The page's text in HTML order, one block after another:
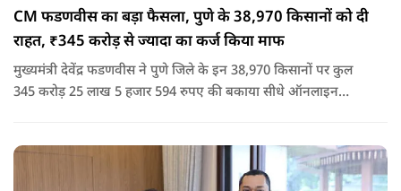
CM फडणवीस का बड़ा फैसला, पुणे के 38,970 किसानों को दी
राहत, ₹345 करोड़ से ज्यादा का कर्ज किया माफ
मुख्यमंत्री देवेंद्र फडणवीस ने पुणे जिले के इन 38,970 किसानों पर कुल
345 करोड़ 25 लाख 5 हजार 594 रुपए की बकाया सीधे ऑनलाइन